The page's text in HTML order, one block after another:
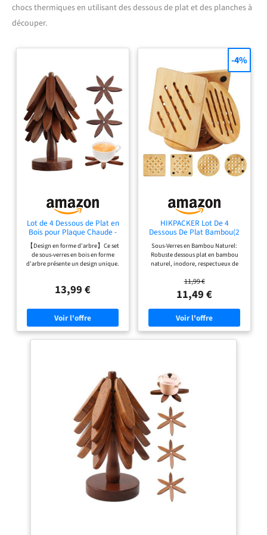
chocs thermiques en utilisant des dessous de plat et des planches à
découper.
Lot de 4 Dessous de Plat en
Bois pour Plaque Chaude -
Support de Casserole et
Théière Résistant à la
Chaleur - Design Arbre
Naturel - Protège Table
【Design en forme d'arbre】Ce set
de sous-verres en bois en forme
d'arbre présente un design unique.
la couleur naturelles du bois
de décoration intérieure et de vie
raffinée. 【Facile à nettoyer et à
ranger】Ce napperon de table en
bois en forme d'arbre est lisse et
les éclaboussures ou les taches, et le
set de sous-verres en forme d'arbre
aura l'air comme neuf. Leur
construction durable assure une
utilisation à long terme. En même
temps, sa taille légère et son design
pliable facilitent le rangement sans
prendre beaucoup de place.
【Design gain de place】La forme
compacte en arbre permet un
rangement facile lorsqu'il n'est pas
utilisé ; le support maintient tous
les sous-verres organisés,
économisant un espace précieux
dans la cuisine. 【Anti-brûlure et
13,99 €
HIKPACKER Lot De 4
Dessous De Plat Bambou(2
Ronds Et 2 Carrés)
Sous-Verres en Bambou Naturel:
Robuste dessous plat en bambou
naturel, inodore, respectueux de
difficilement déformable. La surface
lisse ne blessera pas vos mains. Le
bambou a une excellente résistance
à la chaleur, offrant une protection
écologique pour le plan de travail
de votre cuisine/plan de
travail/table. Design évidé: Sous
casseroles et des poêles, simple et
pratique, protégeant la nappe des
brûlures. Les sous-verres creux en
bambou avec un beau grain de bois
apporteront de la vie à votre cuisine
et à votre salle à manger. Non-Slip
Design:Pose plat chaud plan de
travail a trois ou quatre pieds en
éponge noire pour antidérapant,
assurer votre bol ou tasse peut être
placé fermement sur la table,
empêchant efficacement les rayures
comptoirs, dessus de table ou
d'autres surfaces. Easy to
Clean:Sottopentola In bambù est
11,99 €
11,49 €
-4%